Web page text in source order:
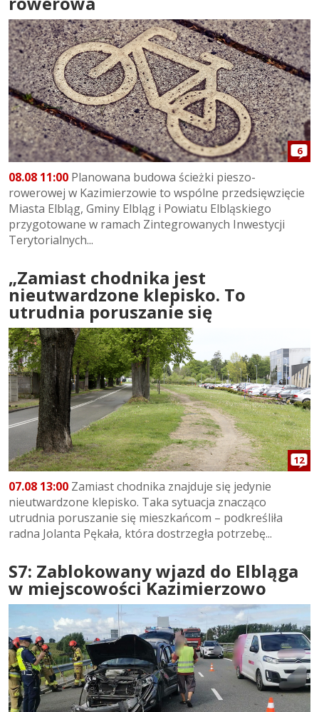
6
08.08 11:00 Planowana budowa ścieżki pieszo-
rowerowej w Kazimierzowie to wspólne przedsięwzięcie
Miasta Elbląg, Gminy Elbląg i Powiatu Elbląskiego
przygotowane w ramach Zintegrowanych Inwestycji
Terytorialnych...
„Zamiast chodnika jest
nieutwardzone klepisko. To
utrudnia poruszanie się
12
07.08 13:00 Zamiast chodnika znajduje się jedynie
nieutwardzone klepisko. Taka sytuacja znacząco
utrudnia poruszanie się mieszkańcom – podkreśliła
radna Jolanta Pękała, która dostrzegła potrzebę...
S7: Zablokowany wjazd do Elbląga
w miejscowości Kazimierzowo